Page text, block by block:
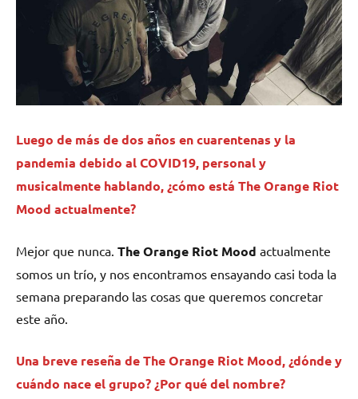
Luego de más de dos años en cuarentenas y la
pandemia debido al COVID19, personal y
musicalmente hablando, ¿cómo está The Orange Riot
Mood actualmente?
Mejor que nunca. The Orange Riot Mood actualmente
somos un trío, y nos encontramos ensayando casi toda la
semana preparando las cosas que queremos concretar
este año.
Una breve reseña deThe Orange Riot Mood, ¿dónde y
cuándo nace el grupo? ¿Por qué del nombre?